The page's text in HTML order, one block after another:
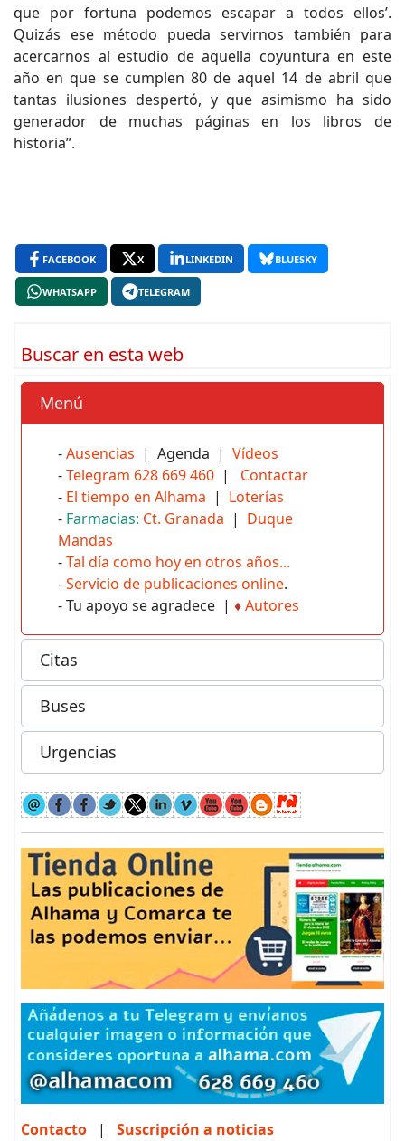
que por fortuna podemos escapar a todos ellos’.
Quizás ese método pueda servirnos también para
acercarnos al estudio de aquella coyuntura en este
año en que se cumplen 80 de aquel 14 de abril que
tantas ilusiones despertó, y que asimismo ha sido
generador de muchas páginas en los libros de
historia”.
FACEBOOK X LINKEDIN BLUESKY
WHATSAPP TELEGRAM
Buscar en esta web
Menú
-Ausencias | Agenda | Vídeos
-Telegram 628 669 460 | Contactar
- El tiempo en Alhama | Loterías
- Farmacias: Ct. Granada | Duque
Mandas
-Tal día como hoy en otros años...
-Servicio de publicaciones online.
- Tu apoyo se agradece | ♦Autores
Citas
Buses
Urgencias
Contacto | Suscripción a noticias